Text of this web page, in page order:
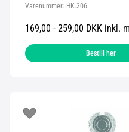
Varenummer: HK.306
169,00 - 259,00 DKK inkl.
Bestill her